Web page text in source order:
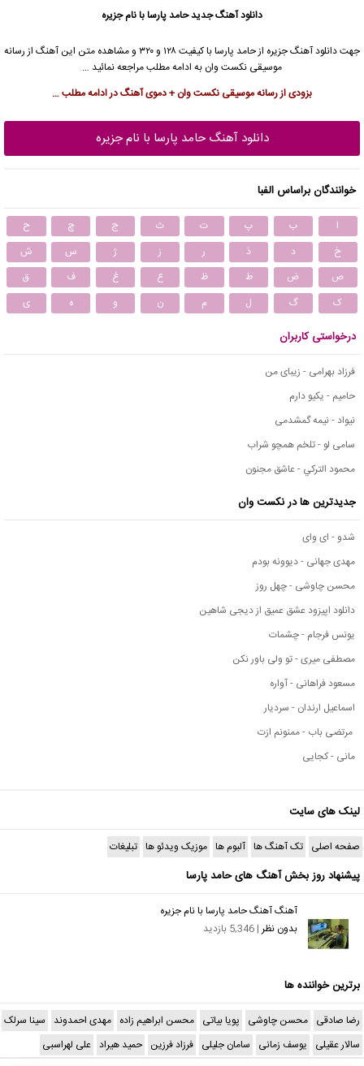
دانلود آهنگ جدیدحامد پارسا با نام جزیره
جهت دانلود آهنگ جزیره از حامد پارسا با کیفیت ۱۲۸ و ۳۲۰ و مشاهده متن این آهنگ از رسانه
موسیقی نکست وان به ادامه مطلب مراجعه نمائید …
بزودی از رسانه موسیقی نکست وان + دموی آهنگ در ادامه مطلب …
دانلود آهنگ حامد پارسا با نام جزیره
خوانندگان براساس الفبا
ا ب پ ت ث ج چ
ح
خ
د ذ ر ز ژ س
ش
ص
ض ط ظ ع غ ف
ق
ک
گ ل م ن و ه ی
درخواستی کاربران
فرزاد بهرامی - زیبای من
حامیم - یکیو دارم
نیواد - نیمه گمشدمی
سامی لو - تلخم همچو شراب
محمود التركي - عاشق مجنون
جدیدترین ها در نکست وان
شدو - ای وای
مهدی جهانی - دیوونه بودم
محسن چاوشی - چهل روز
دانلود اپیزود عشق عمیق از دیجی شاهین
یونس فرجام - چشمات
مصطفی میری - تو ولی باور نکن
مسعود فراهانی - آواره
اسماعیل ارندان - سردیار
مرتضی باب - ممنونم ازت
مانی - کجایی
لینک های سایت
صفحه اصلی تک آهنگ ها آلبوم ها موزیک ویدئو ها تبلیغات
پیشنهاد روز بخش آهنگ های حامد پارسا
آهنگ آهنگ حامد پارسا با نام جزیره
بدون نظر | 5,346 بازدید
برترین خواننده ها
رضا صادقی محسن چاوشی پویا بیاتی محسن ابراهیم زاده مهدی احمدوند سینا سرلک
سالار عقیلی یوسف زمانی سامان جلیلی فرزاد فرزین حمید هیراد علی لهراسبی